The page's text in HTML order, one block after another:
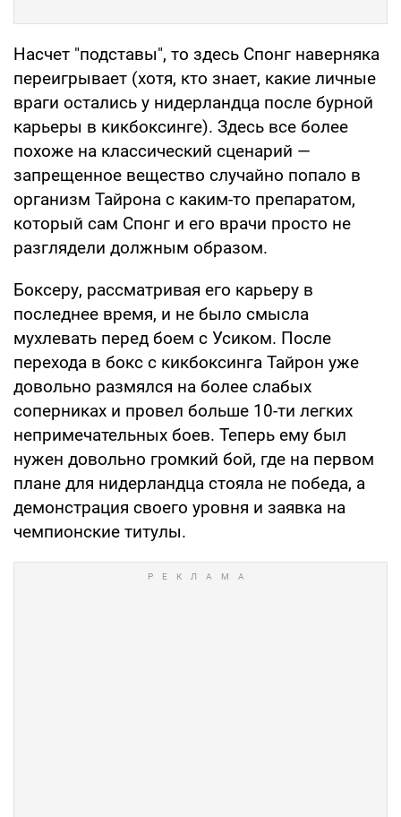
Насчет "подставы", то здесь Спонг наверняка
переигрывает (хотя, кто знает, какие личные
враги остались у нидерландца после бурной
карьеры в кикбоксинге). Здесь все более
похоже на классический сценарий —
запрещенное вещество случайно попало в
организм Тайрона с каким-то препаратом,
который сам Спонг и его врачи просто не
разглядели должным образом.
Боксеру, рассматривая его карьеру в
последнее время, и не было смысла
мухлевать перед боем с Усиком. После
перехода в бокс с кикбоксинга Тайрон уже
довольно размялся на более слабых
соперниках и провел больше 10-ти легких
непримечательных боев. Теперь ему был
нужен довольно громкий бой, где на первом
плане для нидерландца стояла не победа, а
демонстрация своего уровня и заявка на
чемпионские титулы.